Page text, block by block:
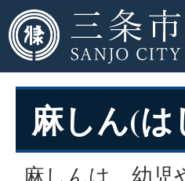
麻しん(